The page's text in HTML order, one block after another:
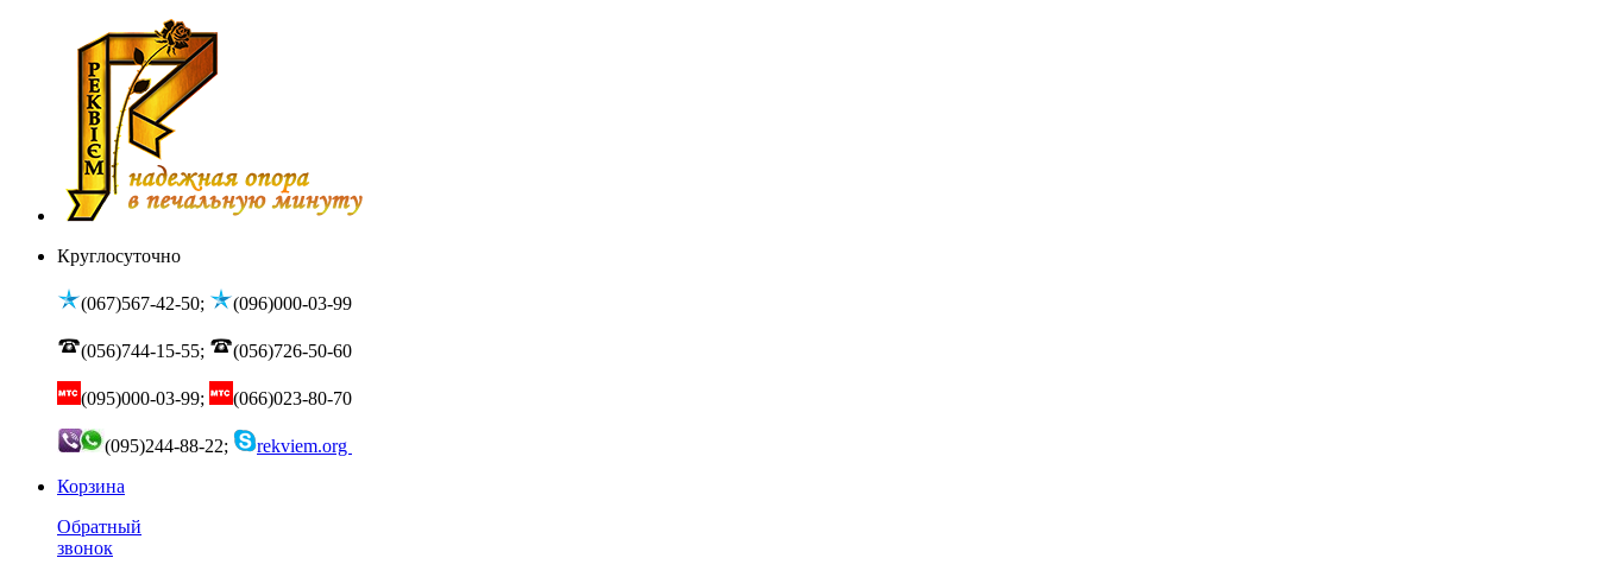
Круглосуточно
(067)567-42-50; (096)000-03-99
(056)744-15-55; (056)726-50-60
(095)000-03-99; (066)023-80-70
(095)244-88-22;
rekviem.org
Корзина
Обратный
звонок